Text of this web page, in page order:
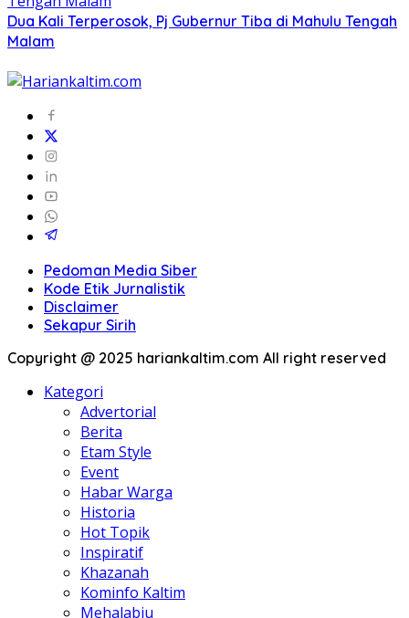
Dua Kali Terperosok, Pj Gubernur Tiba di Mahulu Tengah
Malam
Pedoman Media Siber
Kode Etik Jurnalistik
Disclaimer
Sekapur Sirih
Copyright @ 2025 hariankaltim.com All right reserved
Kategori
Advertorial
Berita
Etam Style
Event
Habar Warga
Historia
Hot Topik
Inspiratif
Khazanah
Kominfo Kaltim
Mehalabiu